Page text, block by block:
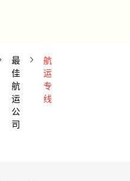
最
佳
航
运
公
司
航
运
专
线